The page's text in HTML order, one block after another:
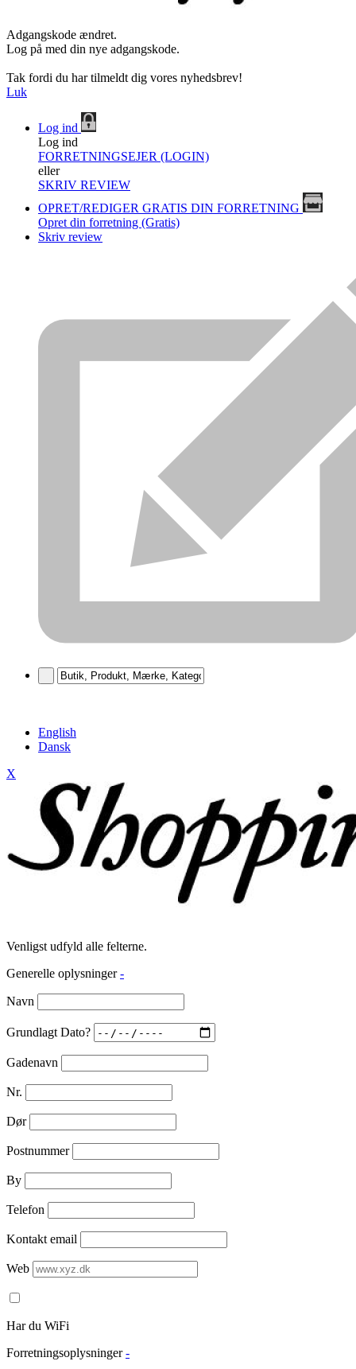
Adgangskode ændret.
Log på med din nye adgangskode.
Tak fordi du har tilmeldt dig vores nyhedsbrev!
Luk
Log ind
Log ind
FORRETNINGSEJER (LOGIN)
eller
SKRIV REVIEW
OPRET/REDIGER GRATIS DIN FORRETNING
Opret din forretning (Gratis)
Skriv review
English
Dansk
X
Venligst udfyld alle felterne.
Generelle oplysninger -
Navn
Grundlagt Dato?
Gadenavn
Nr.
Dør
Postnummer
By
Telefon
Kontakt email
Web
Har du WiFi
Forretningsoplysninger -